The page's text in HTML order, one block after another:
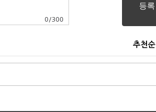
0 /300
추천순